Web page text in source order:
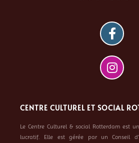
CENTRE CULTUREL ET SOCIAL
Le Centre Culturel & social Rotterdam est
lucratif. Elle est gérée par un Conseil